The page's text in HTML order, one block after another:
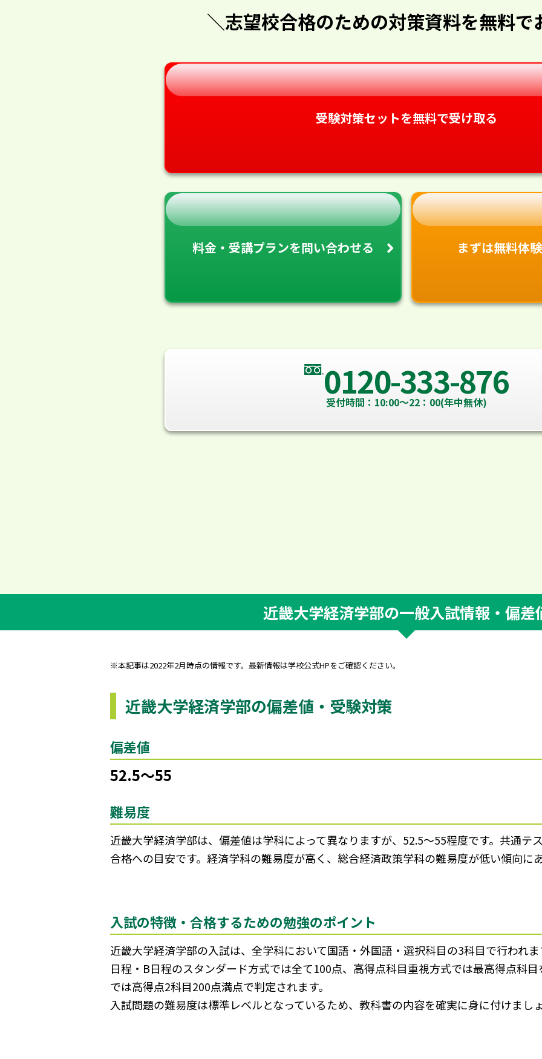
＼志望校合格のための対策資料を無料で
受験対策セットを無料で受け取る
料金・受講プランを問い合わせる まずは無料体験
0120-333-876
受付時間：10:00～22：00(年中無休)
近畿大学経済学部の一般入試情報・偏差
※本記事は2022年2月時点の情報です。最新情報は学校公式HPをご確認ください。
近畿大学経済学部の偏差値・受験対策
偏差値
52.5～55
難易度
近畿大学経済学部は、偏差値は学科によって異なりますが、52.5～55程度です。共通テ
合格への目安です。経済学科の難易度が高く、総合経済政策学科の難易度が低い傾向に
入試の特徴・合格するための勉強のポイント
近畿大学経済学部の入試は、全学科において国語・外国語・選択科目の3科目で行われ
日程・B日程のスタンダード方式では全て100点、高得点科目重視方式では最高得点科
では高得点2科目200点満点で判定されます。
入試問題の難易度は標準レベルとなっているため、教科書の内容を確実に身に付けまし